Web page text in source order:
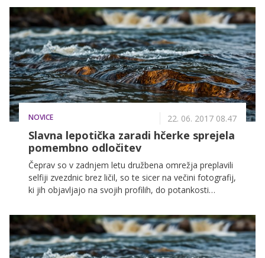
kljub čedalje večji enakopravnosti nekatera področja
dela še vedno ostajajo bolj moška. Pa ne zato, ker bi
za njihovo opravljanje prav prišle večje mišice. Kako je
denimo mogoče, da je polovica prebivalstva ženskega
spola, tako malo pa je predsednic? Med takšna bolj
moška dela še vedno spada tudi režija filmov. Zato
vam na današnji dan dajemo nekaj predlogov
stvaritev, ki so jih napisale in zrežirale ženske.
NOVICE 22. 06. 2017 08.47
Slavna lepotička zaradi hčerke sprejela
pomembno odločitev
Čeprav so v zadnjem letu družbena omrežja preplavili
selfiji zvezdnic brez ličil, so te sicer na večini fotografij,
ki jih objavljajo na svojih profilih, do potankosti
je tudi obdelan. Ena redkih, ki prisega na naraven videz
brez pudra in maskare, pa je simpatična igralka Rachel
Bilson, ki jo med drugim lahko gledate v seriji
Zdravnica malega mesta na BRIO. Rachel se naliči le